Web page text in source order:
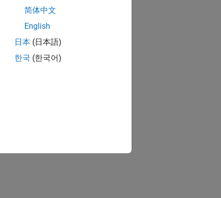
简体中文
English
日本 (日本語)
한국 (한국어)